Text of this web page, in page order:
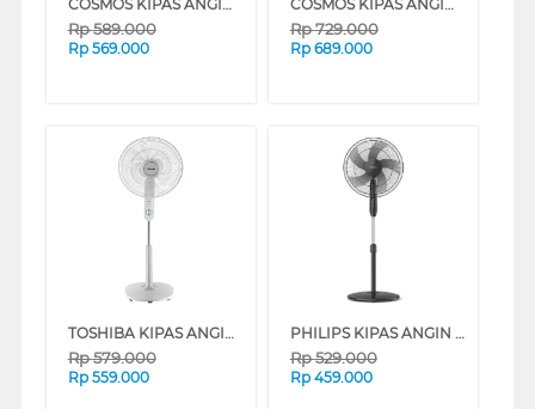
COSMOS KIPAS ANGIN INDUSTRI INDUSTRIAL FAN SIF-1804SN
Rp589.000
Rp 569.000
COSMOS KIPAS ANGIN INDUSTRI INDUSTRIAL FAN TIG-2020
Rp729.000
Rp 689.000
TOSHIBA KIPAS ANGIN BERDIRI STAND FAN F-ASD50ID(W)
Rp579.000
Rp 559.000
PHILIPS KIPAS ANGIN BERDIRI STAND FAN ACP620/01
Rp529.000
Rp 459.000